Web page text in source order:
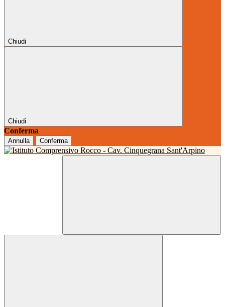
Chiudi
Chiudi
Conferma
Annulla Conferma